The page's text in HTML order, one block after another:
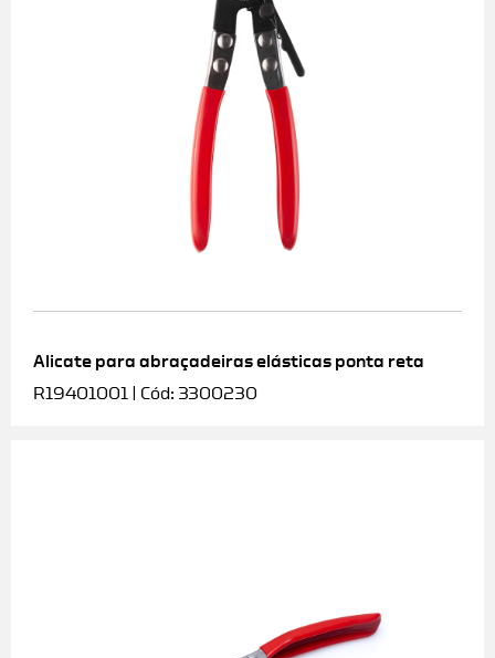
Alicate para abraçadeiras elásticas ponta reta
R19401001 | Cód: 3300230